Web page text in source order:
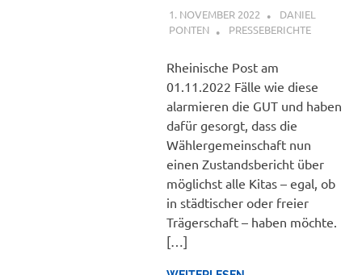
1. NOVEMBER 2022
DANIEL
PONTEN
PRESSEBERICHTE
Rheinische Post am
01.11.2022 Fälle wie diese
alarmieren die GUT und haben
dafür gesorgt, dass die
Wählergemeinschaft nun
einen Zustandsbericht über
möglichst alle Kitas – egal, ob
in städtischer oder freier
Trägerschaft – haben möchte.
[…]